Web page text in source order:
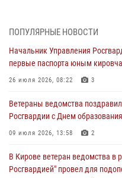
04 августа 2026, 09:30
В Кирове росгвардейцы
03 августа 2026, 09:01
митинге в честь Дня воздушно-
03 августа 2026, 08:45
магазина
02 августа 2026, 07:00
ПОПУЛЯРНЫЕ НОВОСТИ
Начальник Управления
первые паспорта юным
26 июля 2026, 08:22 3
Ветераны ведомства
Росгвардии с Днем образования
09 июля 2026, 13:58 2
В Кирове ветеран ведомства в
Росгвардией" провел для